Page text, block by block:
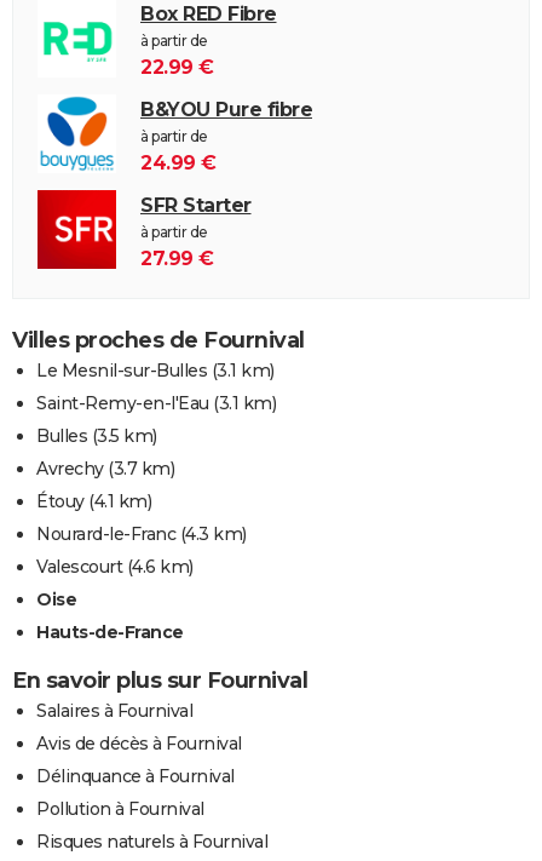
Box RED Fibre
à partir de
22.99 €
B&YOU Pure fibre
à partir de
24.99 €
SFR Starter
à partir de
27.99 €
Villes proches de Fournival
Le Mesnil-sur-Bulles (3.1 km)
Saint-Remy-en-l'Eau (3.1 km)
Bulles (3.5 km)
Avrechy(3.7 km)
Étouy(4.1 km)
Nourard-le-Franc(4.3 km)
Valescourt(4.6 km)
Oise
Hauts-de-France
En savoir plus sur Fournival
Salaires à Fournival
Avis de décès à Fournival
Délinquance à Fournival
Pollution à Fournival
Risques naturels à Fournival